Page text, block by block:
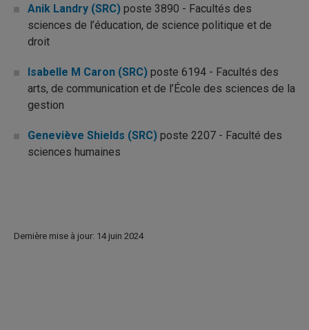
Anik Landry (SRC) poste 3890 - Facultés des
sciences de l’éducation, de science politique et de
droit
Isabelle M Caron (SRC) poste 6194 - Facultés des
arts, de communication et de l’École des sciences de la
gestion
Geneviève Shields (SRC) poste 2207 - Faculté des
sciences humaines
Dernière mise à jour: 14 juin 2024